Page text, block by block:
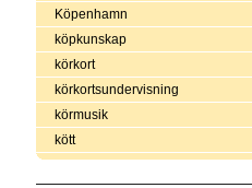
Köpenhamn
köpkunskap
körkort
körkortsundervisning
körmusik
kött